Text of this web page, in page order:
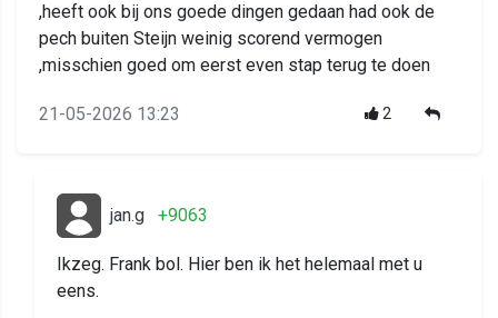
,heeft ook bij ons goede dingen gedaan had ook de
pech buiten Steijn weinig scorend vermogen
,misschien goed om eerst even stap terug te doen
21-05-2026 13:23 2
jan.g +9063
Ikzeg. Frank bol. Hier ben ik het helemaal met u
eens.